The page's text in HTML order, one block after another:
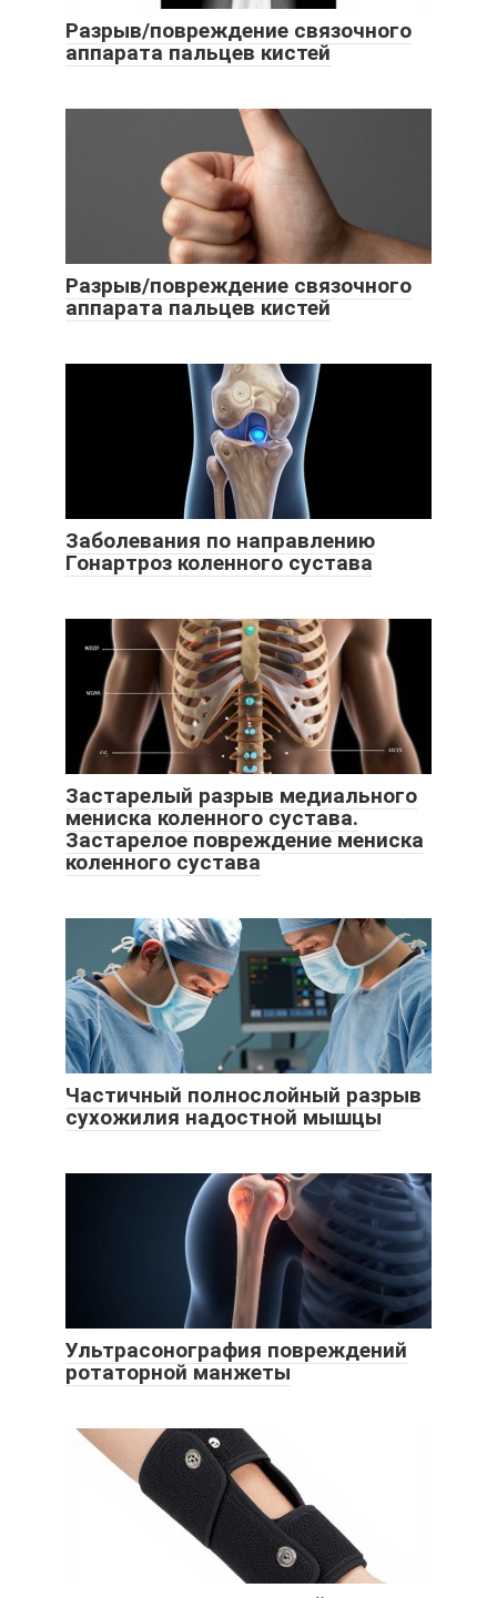
Разрыв/повреждение связочного
аппарата пальцев кистей
Разрыв/повреждение связочного
аппарата пальцев кистей
Заболевания по направлению
Гонартроз коленного сустава
Застарелый разрыв медиального
мениска коленного сустава.
Застарелое повреждение мениска
коленного сустава
Частичный полнослойный разрыв
сухожилия надостной мышцы
Ультрасонография повреждений
ротаторной манжеты